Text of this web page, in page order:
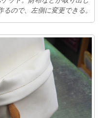
ので、左側に変更できる。